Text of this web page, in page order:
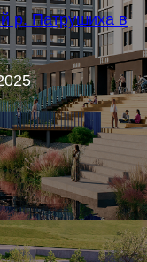
р. Патрушиха в